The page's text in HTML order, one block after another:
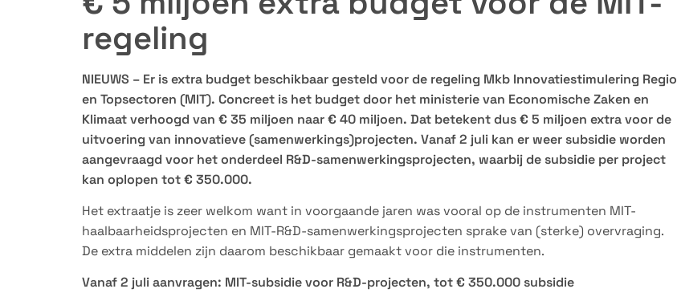
regeling
NIEUWS – Er is extra budget beschikbaar gesteld voor de regeling Mkb Innovatiestimulering Regio
en Topsectoren (MIT). Concreet is het budget door het ministerie van Economische Zaken en
Klimaat verhoogd van € 35 miljoen naar € 40 miljoen. Dat betekent dus € 5 miljoen extra voor de
uitvoering van innovatieve (samenwerkings)projecten. Vanaf 2 juli kan er weer subsidie worden
aangevraagd voor het onderdeel R&D-samenwerkingsprojecten, waarbij de subsidie per project
kan oplopen tot € 350.000.
Het extraatje is zeer welkom want in voorgaande jaren was vooral op de instrumenten MIT-
haalbaarheidsprojecten en MIT-R&D-samenwerkingsprojecten sprake van (sterke) overvraging.
De extra middelen zijn daarom beschikbaar gemaakt voor die instrumenten.
Vanaf 2 juli aanvragen: MIT-subsidie voor R&D-projecten, tot € 350.000 subsidie